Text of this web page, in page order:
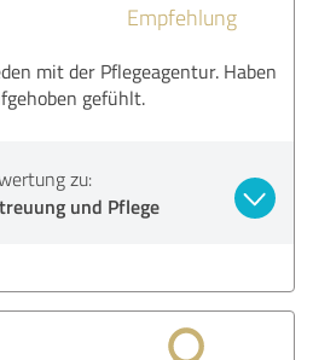
Empfehlung
mit der Pflegeagentur. Haben
gefühlt.
zu:
und Pflege